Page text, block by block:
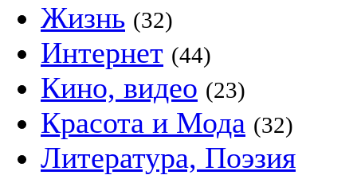
Жизнь (32)
Интернет (44)
Кино, видео (23)
Красота и Мода (32)
Литература, Поэзия